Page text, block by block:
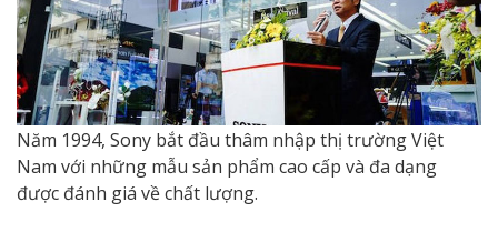
Năm 1994, Sony bắt đầu thâm nhập thị trường Việt
Nam với những mẫu sản phẩm cao cấp và đa dạng
được đánh giá về chất lượng.